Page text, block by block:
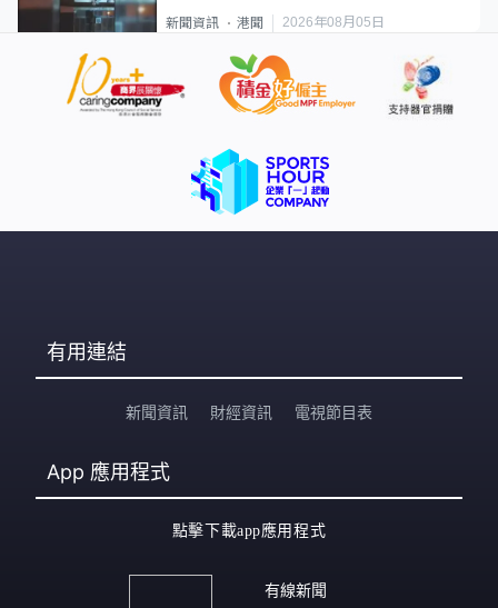
新聞資訊 港聞 2026年08月05日
有用連結
新聞資訊 財經資訊 電視節目表
App 應用程式
點擊下載app應用程式
有線新聞